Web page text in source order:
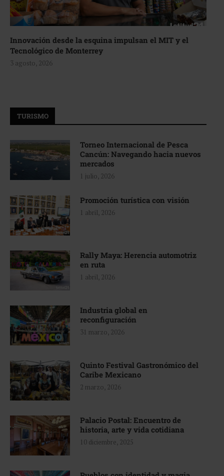
Innovación desde la esquina impulsan el MIT y el
Tecnológico de Monterrey
3 agosto, 2026
TURISMO
Torneo Internacional de Pesca
Cancún: Navegando hacia nuevos
mercados
1 julio, 2026
Promoción turística con visión
1 abril, 2026
Rally Maya: Herencia automotriz
en ruta
1 abril, 2026
Industria global en
reconfiguración
31 marzo, 2026
Quinto Festival Gastronómico del
Caribe Mexicano
2 marzo, 2026
Palacio Postal: Encuentro de
historia, arte y vida cotidiana
10 diciembre, 2025